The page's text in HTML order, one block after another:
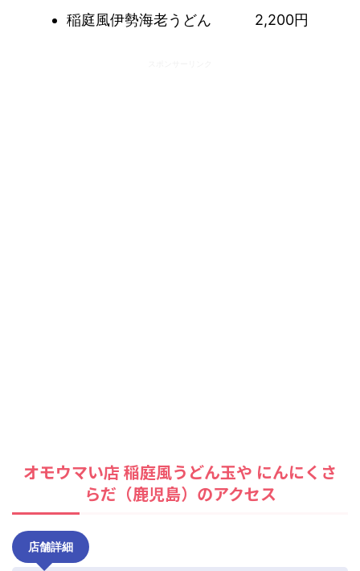
稲庭風伊勢海老うどん 2,200円
オモウマい店 稲庭風うどん玉や にんにくさ
らだ（鹿児島）のアクセス
店舗詳細